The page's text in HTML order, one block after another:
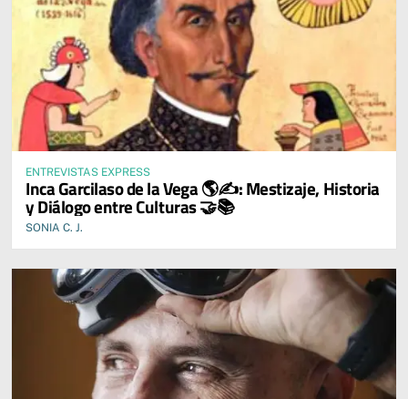
ENTREVISTAS EXPRESS
Inca Garcilaso de la Vega 🌎✍️: Mestizaje, Historia
y Diálogo entre Culturas 🤝📚
SONIA C. J.